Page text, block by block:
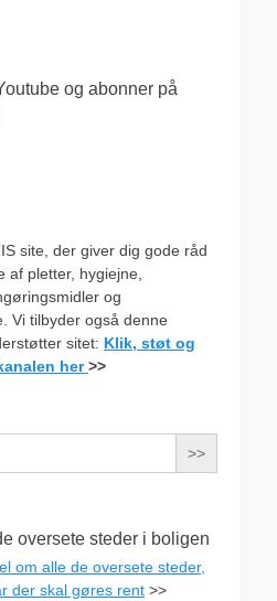
og abonner på
site, der giver dig gode råd
af pletter, hygiejne,
og
Vi tilbyder også denne
sitet: Klik, støt og
her>>
oversete steder i boligen
om alle de oversete steder,
der skal gøres rent >>